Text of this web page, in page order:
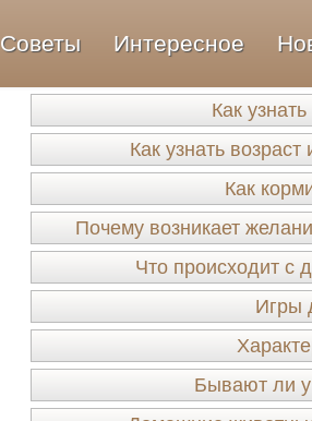
Советы Интересное
Как
Как узнать
Как
Почему возникает
Что происходит с
Игры
Бывают ли